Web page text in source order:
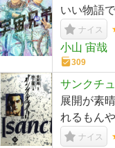
いい物語
ナイス
小山 宙哉
309
サンクチ
展開が素
れるもん
ナイス